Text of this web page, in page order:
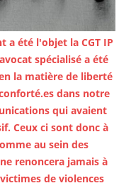
a été l'objet la CGT IP
spécialisé a été
la matière de liberté
dans notre
qui avaient
Ceux ci sont donc à
au sein des
renoncera jamais à
de violences